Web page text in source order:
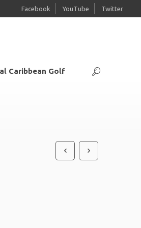
Facebook YouTube Twitter
Caribbean Golf